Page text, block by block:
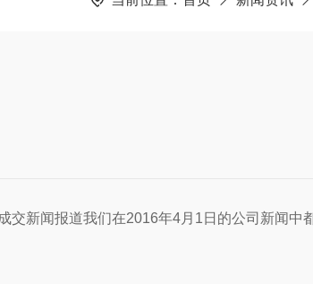
交新闻报道我们在2016年4月1日的公司新闻